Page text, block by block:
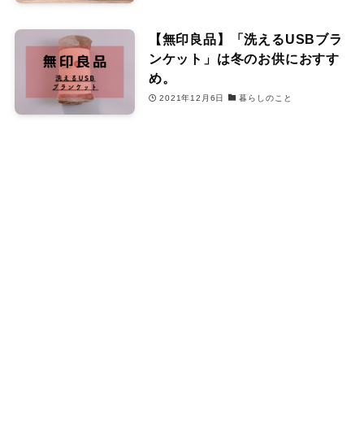
【無印良品】「洗えるUSBブラ
ンケット」は冬のお供におすす
め。
2021年12月6日 暮らしのこと